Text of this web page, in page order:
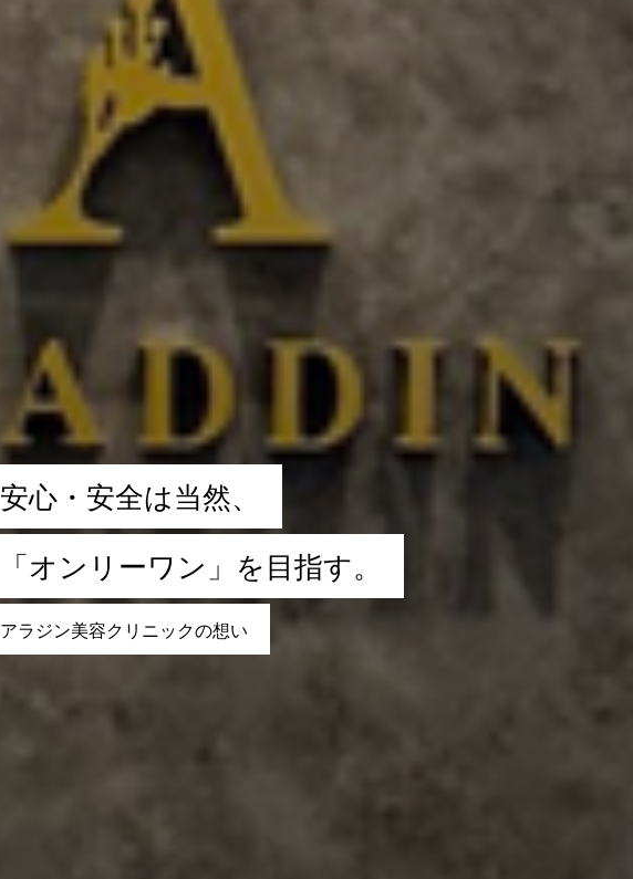
当院を知る
仕事を知る
安心 ・ 安全は当然、
「 オ ン リ ーワ ン 」 を 目指す。
アラ ジン美容ク リ ニッ クの想い